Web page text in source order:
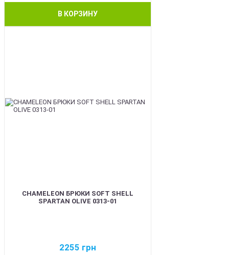
В КОРЗИНУ
CHAMELEON БРЮКИ SOFT SHELL
SPARTAN OLIVE 0313-01
2255 грн